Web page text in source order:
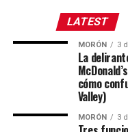
LATEST
MORÓN 3
La
cómo
Valley)
MORÓN 3